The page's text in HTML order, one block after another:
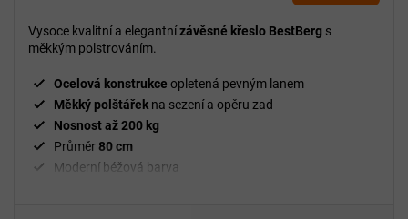
5,0
z
hvězdiček.
Vysoce kvalitní a elegantnízávěsné křeslo BestBerg s
měkkým polstrováním.
Ocelová konstrukce opletená pevným lanem
Měkký polštářek na sezení a opěru zad
Nosnost až 200 kg
Průměr 80 cm
Moderní béžová barva